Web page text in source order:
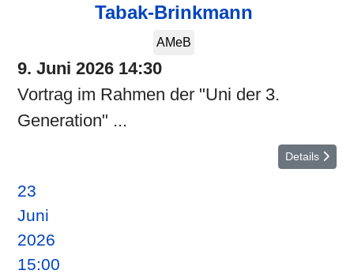
Tabak-Brinkmann
AMeB
9. Juni 2026 14:30
Vortrag im Rahmen der "Uni der 3.
Generation" ...
Details
23
Juni
2026
15:00